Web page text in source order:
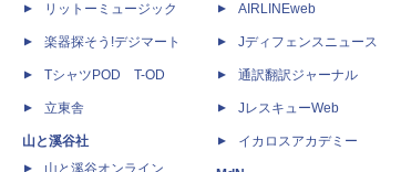
リットーミュージック
楽器探そう!デジマート
TシャツPOD T-OD
立東舎
山と溪谷社
山と溪谷オンライン
AIRLINEweb
Jディフェンスニュース
通訳翻訳ジャーナル
JレスキューWeb
イカロスアカデミー